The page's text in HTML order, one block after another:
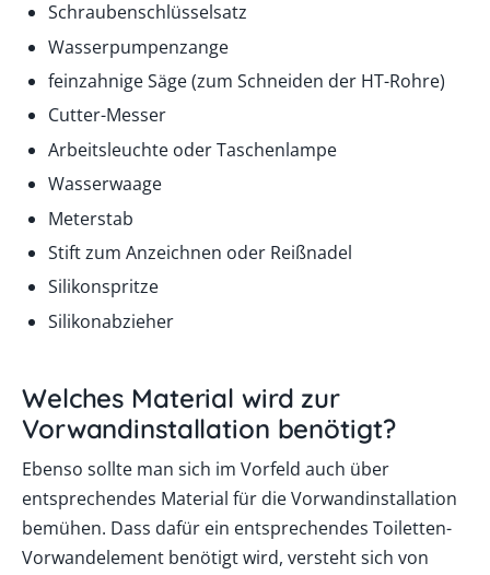
Schraubenschlüsselsatz
Wasserpumpenzange
feinzahnige Säge (zum Schneiden der HT-Rohre)
Cutter-Messer
Arbeitsleuchte oder Taschenlampe
Wasserwaage
Meterstab
Stift zum Anzeichnen oder Reißnadel
Silikonspritze
Silikonabzieher
Welches Material wird zur
Vorwandinstallation benötigt?
Ebenso sollte man sich im Vorfeld auch über
entsprechendes Material für die Vorwandinstallation
bemühen. Dass dafür ein entsprechendes Toiletten-
Vorwandelement benötigt wird, versteht sich von